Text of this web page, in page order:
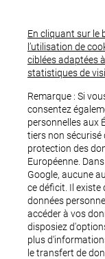
En cliquant sur le
l’utilisation de
ciblées adaptées
statistiques de
Remarque : Si
consentez
personnelles aux
tiers non sécurisé
protection des
Européenne.
Google, aucune
ce déficit. Il
données
accéder à vos
disposiez
plus
le transfert de